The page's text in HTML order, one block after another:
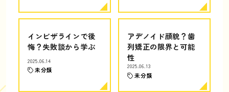
インビザラインで後
悔？失敗談から学ぶ
2025.06.14
未分類
アデノイド顔貌？歯
列矯正の限界と可能
性
2025.06.13
未分類